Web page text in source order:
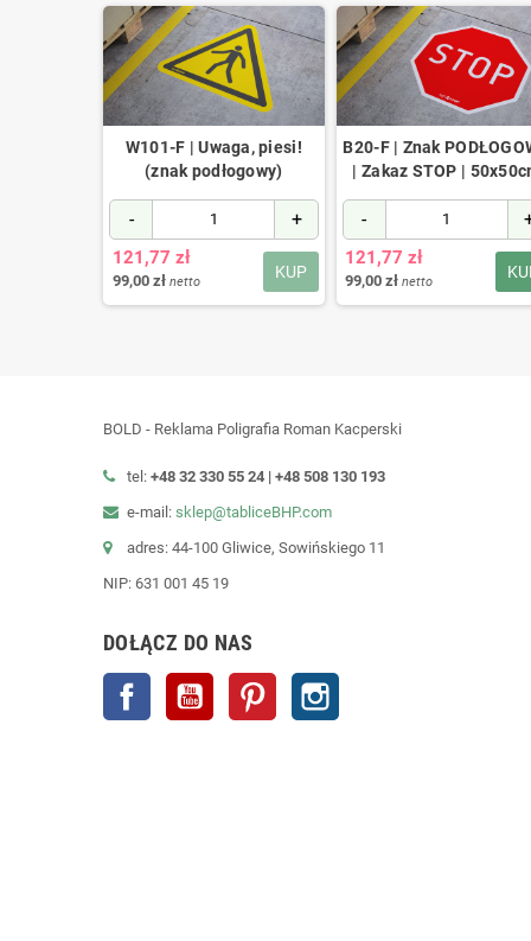
W101-F | Uwaga, piesi!
(znak podłogowy)
- +
KUP
121,77 zł
99,00 zł netto
B20-F | Znak
| Zakaz STOP |
-
121,77 zł
99,00 zł netto
BOLD - Reklama Poligrafia Roman Kacperski
tel: +48 32 330 55 24 | +48 508 130 193
e-mail: sklep@tabliceBHP.com
adres: 44-100 Gliwice, Sowińskiego 11
NIP: 631 001 45 19
DOŁĄCZ DO NAS
Facebook YouTube Pinterest